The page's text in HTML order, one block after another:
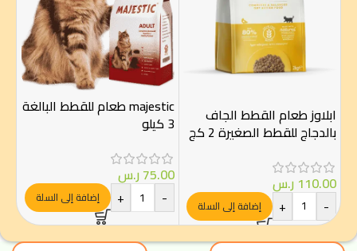
ابلاوز طعام القطط الجاف
بالدجاج للقطط الصغيرة 2 كج
110.00 ر.س
-
+ إضافة إلى السلة
majestic طعام للقطط البالغة
3 كيلو
75.00ر.س
-
+ إضافة إلى السلة